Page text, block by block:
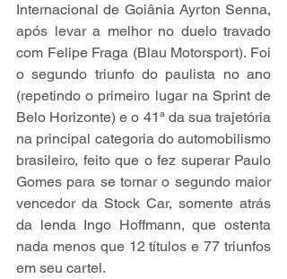
Internacional de Goiânia Ayrton Senna,
após levar a melhor no duelo travado
com Felipe Fraga (Blau Motorsport). Foi
o segundo triunfo do paulista no ano
(repetindo o primeiro lugar na Sprint de
Belo Horizonte) e o 41ª da sua trajetória
na principal categoria do automobilismo
brasileiro, feito que o fez superar Paulo
Gomes para se tornar o segundo maior
vencedor da Stock Car, somente atrás
da lenda Ingo Hoffmann, que ostenta
nada menos que 12 títulos e 77 triunfos
em seu cartel.